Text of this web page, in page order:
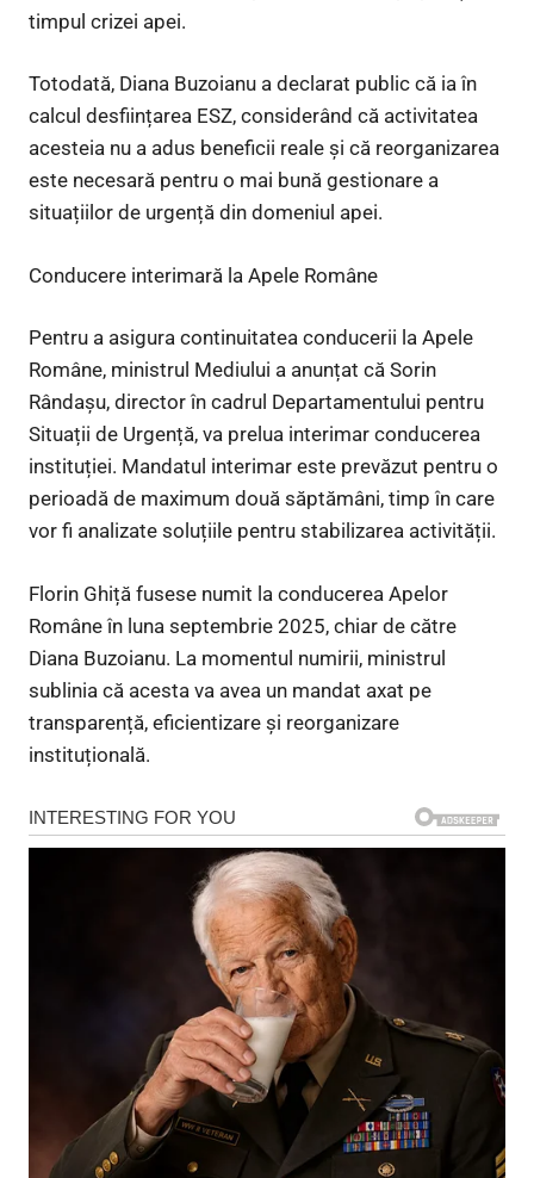
timpul crizei apei.
Totodată, Diana Buzoianu a declarat public că ia în
calcul desființarea ESZ, considerând că activitatea
acesteia nu a adus beneficii reale și că reorganizarea
este necesară pentru o mai bună gestionare a
situațiilor de urgență din domeniul apei.
Conducere interimară la Apele Române
Pentru a asigura continuitatea conducerii la Apele
Române, ministrul Mediului a anunțat că Sorin
Rândașu, director în cadrul Departamentului pentru
Situații de Urgență, va prelua interimar conducerea
instituției. Mandatul interimar este prevăzut pentru o
perioadă de maximum două săptămâni, timp în care
vor fi analizate soluțiile pentru stabilizarea activității.
Florin Ghiță fusese numit la conducerea Apelor
Române în luna septembrie 2025, chiar de către
Diana Buzoianu. La momentul numirii, ministrul
sublinia că acesta va avea un mandat axat pe
transparență, eficientizare și reorganizare
instituțională.